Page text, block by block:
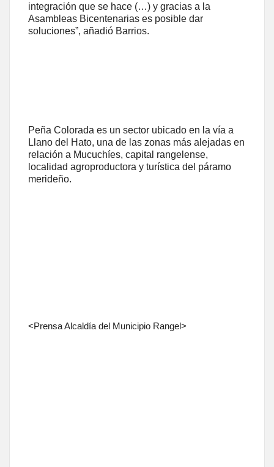
integración que se hace (…) y gracias a la
Asambleas Bicentenarias es posible dar
soluciones”, añadió Barrios.
Peña Colorada es un sector ubicado en la vía a
Llano del Hato, una de las zonas más alejadas en
relación a Mucuchíes, capital rangelense,
localidad agroproductora y turística del páramo
merideño.
<Prensa Alcaldía del Municipio Rangel>